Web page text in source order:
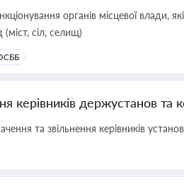
органів місцевої влади,
(міст, сіл, селищ)
керівників держустанов та
та звільнення керівників